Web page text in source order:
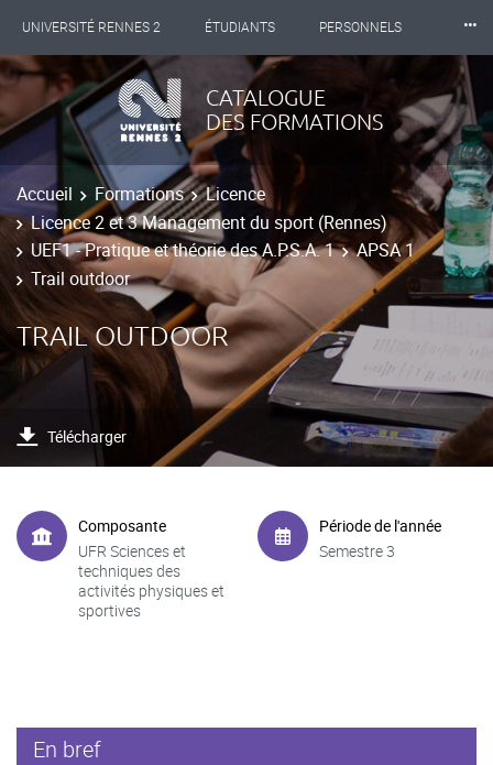
UNIVERSITÉ RENNES 2 ÉTUDIANTS PERSONNELS
INTERNATIONAL PROFESSIONNELS BIBLIOTHÈQUES
LES NOUVELLES DE RENNES 2
⸱⸱⸱
CATALOGUE
DES FORMATIONS
Accueil Formations
Licence
Licence 2 et 3 Management du sport (Rennes)
UEF1 - Pratique et théorie des A.P.S.A. 1
APSA 1
Trail outdoor
TRAIL OUTDOOR
Télécharger
Composante
UFR Sciences et
techniques des
activités physiques et
sportives
Période de l'année
Semestre 3
En bref